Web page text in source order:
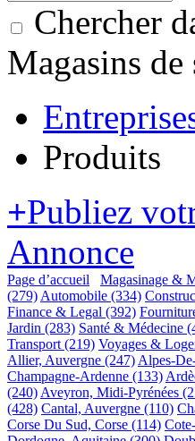
Chercher
Magasins de
Produits
+Publiez
Annonce
Page d’accueil Magasinage &
(279) Automobile (334)
Finance & Legal (392)
Jardin (283) Santé & Médecine
Transport (219) Voyages &
Allier, Auvergne (247) Alpes-
Champagne-Ardenne (133)
(240) Aveyron, Midi-Pyrénées
(428) Cantal, Auvergne (110)
Corse Du Sud, Corse (114)